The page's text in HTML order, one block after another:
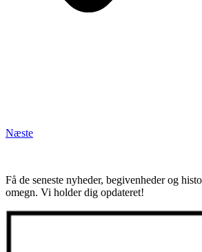
Næste
Få de seneste nyheder, begivenheder og
omegn. Vi holder dig opdateret!